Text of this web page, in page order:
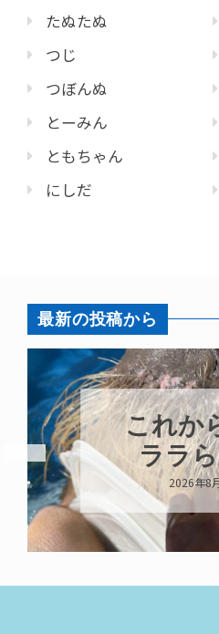
たぬたぬ
つじ
つぼんぬ
とーみん
ともちゃん
にしだ
最新の投稿から
これか
ララ
2026年8